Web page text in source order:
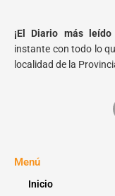
¡El Diario más
instante con todo lo
localidad de la
Menú
Inicio